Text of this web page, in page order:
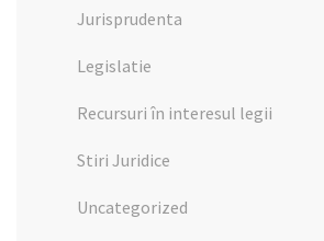
Jurisprudenta
Legislatie
Recursuri în interesul legii
Stiri Juridice
Uncategorized